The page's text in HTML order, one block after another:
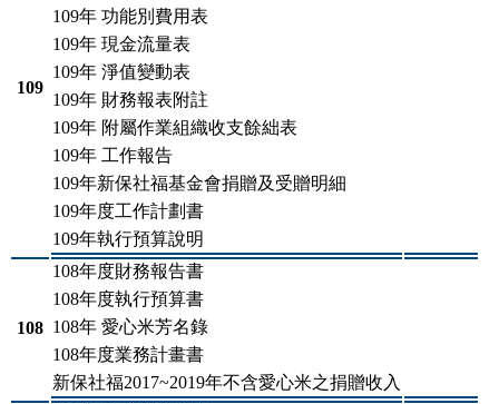
109
109年 功能別費用表
109年 現金流量表
109年 淨值變動表
109年 財務報表附註
109年 附屬作業組織收支餘絀表
109年 工作報告
109年新保社福基金會捐贈及受贈明細
109年度工作計劃書
109年執行預算說明
108
108年度財務報告書
108年度執行預算書
108年 愛心米芳名錄
108年度業務計畫書
新保社福2017~2019年不含愛心米之捐贈收入